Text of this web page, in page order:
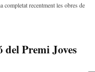
recentment les obres de
Premi Joves